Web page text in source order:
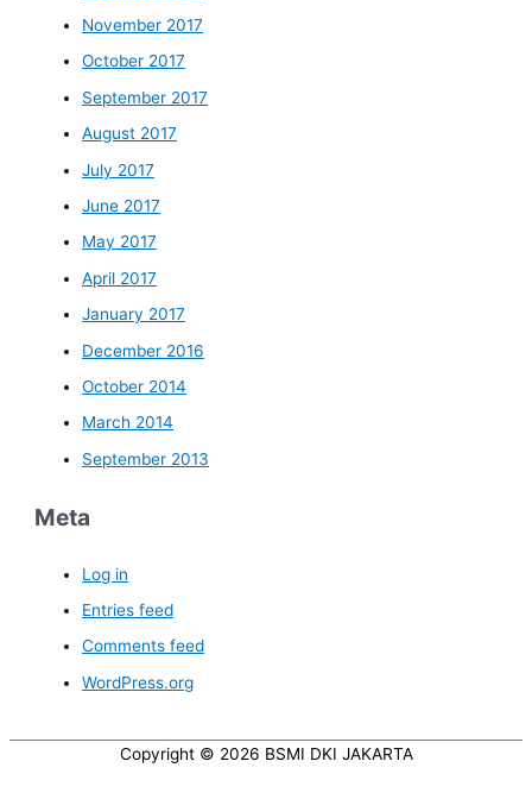
November 2017
October 2017
September 2017
August 2017
July 2017
June 2017
May 2017
April 2017
January 2017
December 2016
October 2014
March 2014
September 2013
Meta
Log in
Entries feed
Comments feed
WordPress.org
Copyright © 2026 BSMI DKI JAKARTA